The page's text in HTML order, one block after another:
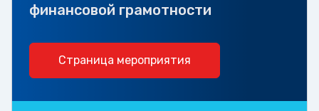
финансовой грамотности
Страница мероприятия